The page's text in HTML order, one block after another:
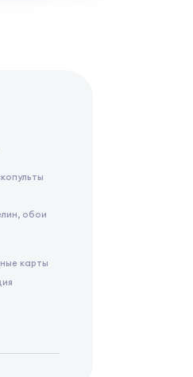
обои
карты